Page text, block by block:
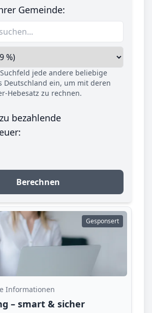
Gemeinde:
jede andere beliebige
Deutschland ein, um mit deren
Hebesatz zu rechnen.
bezahlende
Berechnen
Gesponsert
Informationen
– smart & sicher